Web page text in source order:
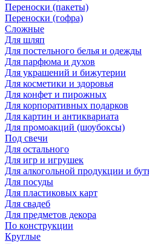
Переноски (пакеты)
Переноски (гофра)
Сложные
Для шляп
Для постельного белья и одежды
Для парфюма и духов
Для украшений и бижутерии
Для косметики и здоровья
Для конфет и пирожных
Для корпоративных подарков
Для картин и антиквариата
Для промоакций (шоубоксы)
Под свечи
Для остального
Для игр и игрушек
Для алкогольной продукции и
Для посуды
Для пластиковых карт
Для свадеб
Для предметов декора
По конструкции
Круглые